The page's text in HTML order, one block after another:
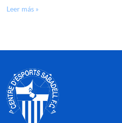
Leer más »